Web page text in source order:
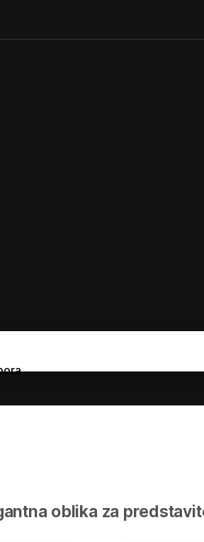
oblika za